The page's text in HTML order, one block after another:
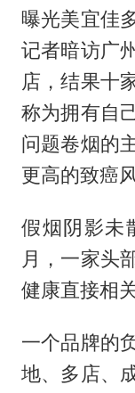
曝光美宜佳
记者暗访广
店，结果十
称为拥有自
问题卷烟的
更高的致癌
假烟阴影未
月，一家头
健康直接相
一个品牌的
地、多店、